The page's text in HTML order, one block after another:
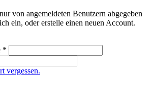
von angemeldeten Benutzern abgegeben
ein, oder erstelle einen neuen Account.
*
vergessen.